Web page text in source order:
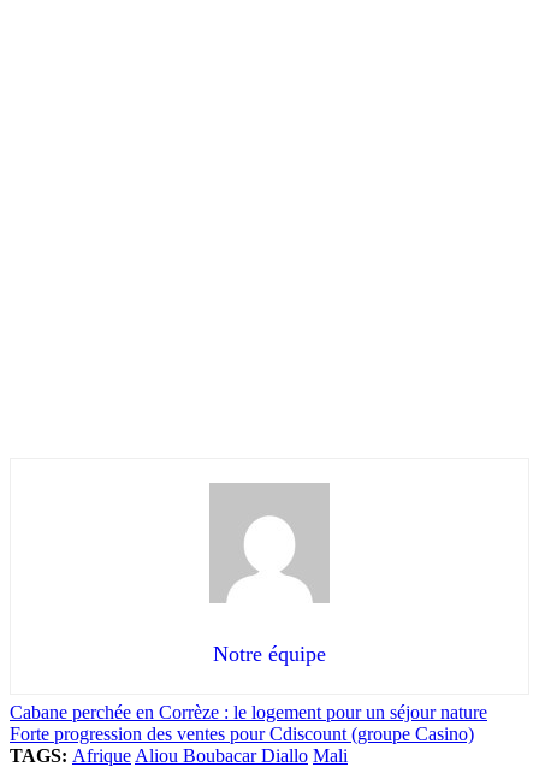
Notre équipe
Cabane perchée en Corrèze : le logement pour un séjour nature
Forte progression des ventes pour Cdiscount (groupe Casino)
TAGS: Afrique Aliou Boubacar Diallo Mali